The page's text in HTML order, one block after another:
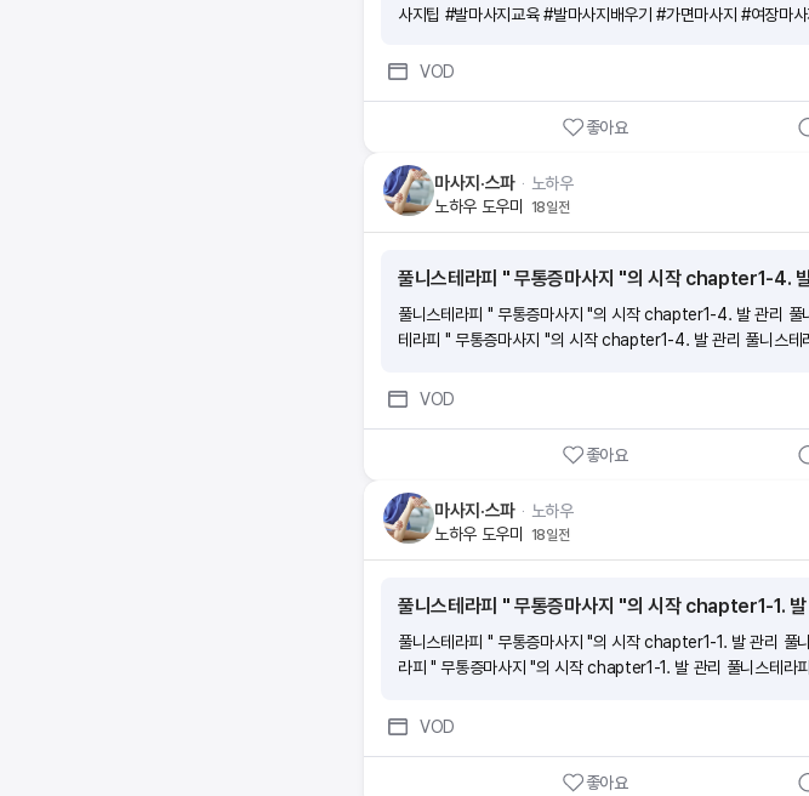
사지팁 #발마사지교육 #발마사지배우기 #가면마사지 #여장마
#뿌리마사지 #한국최초가면마사지 #한국최초변장마사지 건강
VOD
좋아요
마사지·스파 ᆞ 노하우
노하우 도우미
18일전
풀니스테라피 " 무통증마사지 "의 시작 chapter1-4.
풀니스테라피 " 무통증마사지 "의 시작 chapter1-4. 발 관리
테라피 " 무통증마사지 "의 시작 chapter1-4. 발 관리 풀니스
VOD
좋아요
마사지·스파 ᆞ 노하우
노하우 도우미
18일전
풀니스테라피 " 무통증마사지 "의 시작 chapter1-1. 발
풀니스테라피 " 무통증마사지 "의 시작 chapter1-1. 발 관리 풀
라피 " 무통증마사지 "의 시작 chapter1-1. 발 관리 풀니스테라
VOD
좋아요